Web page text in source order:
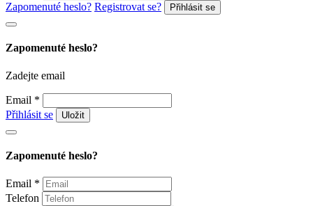
Zapomenuté heslo? Registrovat se?
Zapomenuté heslo?
Zadejte email
Email *
Přihlásit se
Zapomenuté heslo?
Email *
Telefon